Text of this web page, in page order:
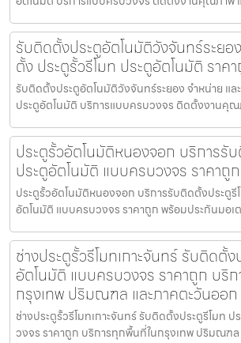
รับติดตั้งประตูอัตโนมัติวังจันทร์ระยอ
ตั้ง ประตูรั้วรีโมท ประตูอัตโนมัติ ราค
รับติดตั้งประตูอัตโนมัติวังจันทร์ระยอง จำหน่าย แล
ประตูอัตโนมัติ บริการแบบครบวงจร ติดตั้งงานคุ
ประตูรั้วอัตโนมัติหนองจอก บริการรั
ประตูอัตโนมัติ แบบครบวงจร ราคาถูก
ประตูรั้วอัตโนมัติหนองจอก บริการรับติดตั้งประตูรี
อัตโนมัติ แบบครบวงจร ราคาถูก พร้อมประกันมอเต
ช่างประตูรั้วรีโมทเกาะจันทร์ รับติดตั้
อัตโนมัติ แบบครบวงจร ราคาถูก บริ
กรุงเทพ ปริมณฑล และภาคตะวันออก
ช่างประตูรั้วรีโมทเกาะจันทร์ รับติดตั้งประตูรีโมท
วงจร ราคาถูก บริการทุกพื้นที่ในกรุงเทพ ปริมณฑล